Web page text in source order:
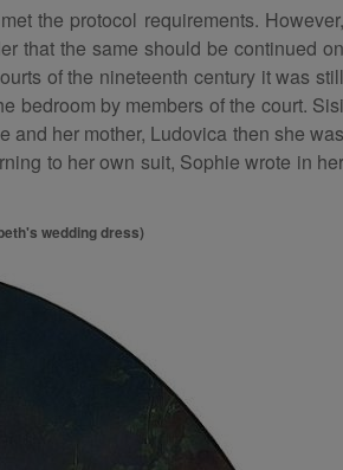
the protocol requirements. However,
that the same should be continued on
of the nineteenth century it was still
bedroom by members of the court. Sisi
and her mother, Ludovica then she was
to her own suit, Sophie wrote in her
wedding dress)